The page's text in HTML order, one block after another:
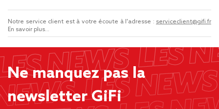
Notre service client est à votre écoute à l'adresse : serviceclient@gifi.fr
En savoir plus...
Ne manquez pas la
newsletter GiFi